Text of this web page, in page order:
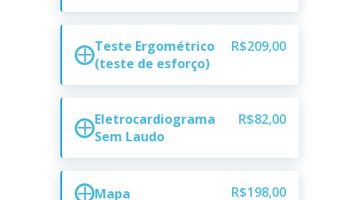
Teste Ergométrico
(teste de esforço)
R$209,00
Eletrocardiograma
Sem Laudo
R$82,00
Mapa R$198,00